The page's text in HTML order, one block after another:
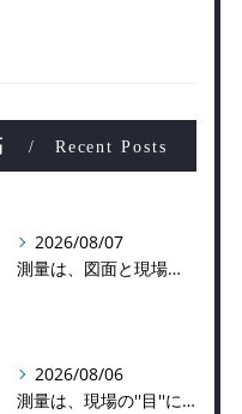
Recent Posts
2026/08/07
測量は、図面と現場をつなぐ仕事！
2026/08/06
測量は、現場の''目''になる仕事！？